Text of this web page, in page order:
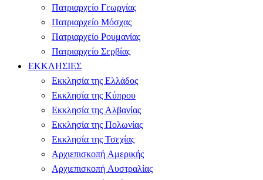
Πατριαρχείο Γεωργίας
Πατριαρχείο Μόσχας
Πατριαρχείο Ρουμανίας
Πατριαρχείο Σερβίας
ΕΚΚΛΗΣΙΕΣ
Εκκλησία της Ελλάδος
Εκκλησία της Κύπρου
Εκκλησία της Αλβανίας
Εκκλησία της Πολωνίας
Εκκλησία της Τσεχίας
Αρχιεπισκοπή Αμερικής
Αρχιεπισκοπή Αυστραλίας